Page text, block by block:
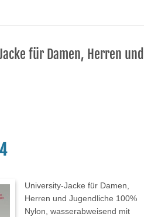
für Damen, Herren und
University-Jacke für Damen,
Herren und Jugendliche 100%
Nylon, wasserabweisend mit